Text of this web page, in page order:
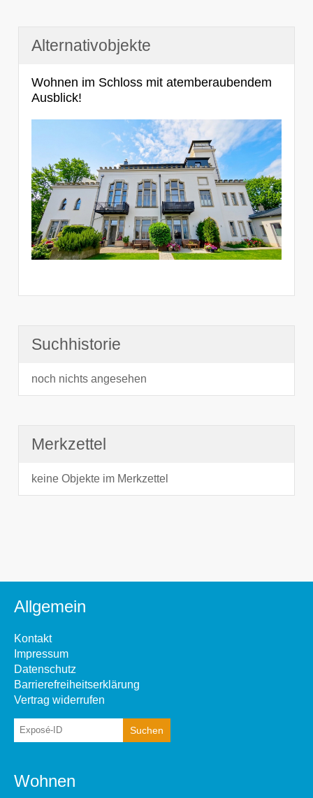
Alternativobjekte
Wohnen im Schloss mit atemberaubendem
Ausblick!
Suchhistorie
noch nichts angesehen
Merkzettel
keine Objekte im Merkzettel
Allgemein
Kontakt
Impressum
Datenschutz
Barrierefreiheitserklärung
Vertrag widerrufen
Wohnen